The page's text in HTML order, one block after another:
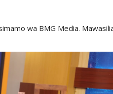
wa BMG Media.